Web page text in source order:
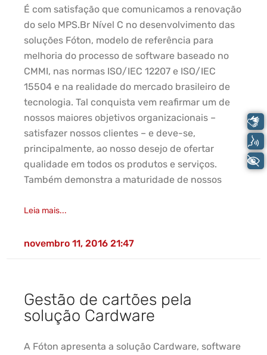
É com satisfação que comunicamos a renovação
do selo MPS.Br Nível C no desenvolvimento das
soluções Fóton, modelo de referência para
melhoria do processo de software baseado no
CMMI, nas normas ISO/IEC 12207 e ISO/IEC
15504 e na realidade do mercado brasileiro de
tecnologia. Tal conquista vem reafirmar um de
nossos maiores objetivos organizacionais –
satisfazer nossos clientes – e deve-se,
principalmente, ao nosso desejo de ofertar
qualidade em todos os produtos e serviços.
Também demonstra a maturidade de nossos
Leia mais...
novembro 11, 2016 21:47
Gestão de cartões pela
solução Cardware
A Fóton apresenta a solução Cardware, software
Libras
+ Acessibilidade